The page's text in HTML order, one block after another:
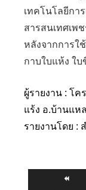
เทคโนโลยีกา
สารสนเทศเพ
หลังจากการใ
กาบใบแห้ง ใ
ผู้รายงาน : โ
แร้ง อ.บ้านแห
รายงานโดย :